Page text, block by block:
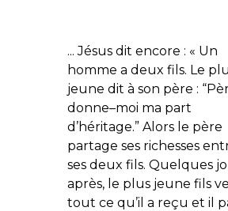
... Jésus dit encore : « Un
homme a deux fils. Le
jeune dit à son père :
donne–moi ma part
d’héritage.” Alors le père
partage ses richesses
ses deux fils. Quelques
après, le plus jeune fils
tout ce qu’il a reçu et il